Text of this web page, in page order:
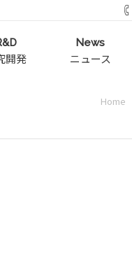
開発
News
ニュース
Home